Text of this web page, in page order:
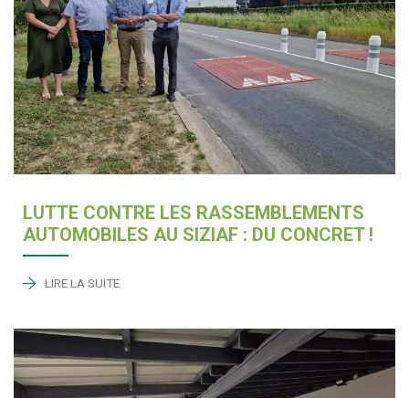
LUTTE CONTRE LES RASSEMBLEMENTS
AUTOMOBILES AU SIZIAF : DU CONCRET !
LIRE LA SUITE